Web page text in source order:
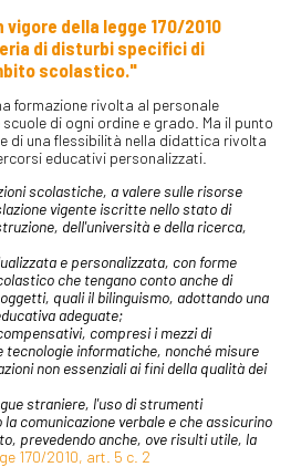
della legge 170/2010
di disturbi specifici di
scolastico."
formazione rivolta al personale
di ogni ordine e grado. Ma il punto
di una flessibilità nella didattica rivolta
educativi personalizzati.
scolastiche, a valere sulle risorse
vigente iscritte nello stato di
dell'università e della ricerca,
e personalizzata, con forme
che tengano conto anche di
quali il bilinguismo, adottando una
adeguate;
compresi i mezzi di
informatiche, nonché misure
non essenziali ai fini della qualità dei
straniere, l'uso di strumenti
comunicazione verbale e che assicurino
prevedendo anche, ove risulti utile, la
170/2010, art. 5 c. 2